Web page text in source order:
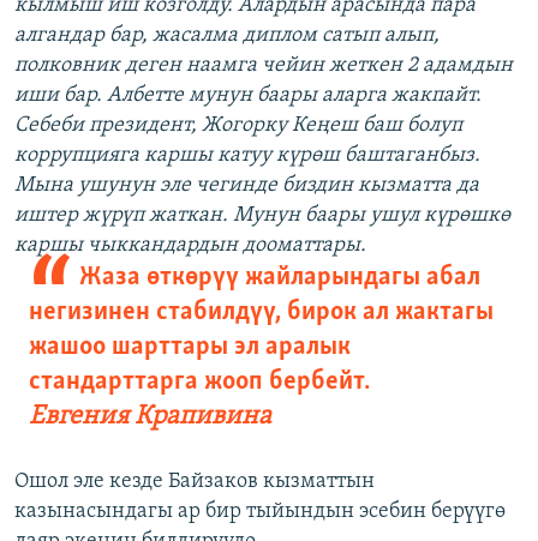
кылмыш иш козголду. Алардын арасында пара
алгандар бар, жасалма диплом сатып алып,
полковник деген наамга чейин жеткен 2 адамдын
иши бар. Албетте мунун баары аларга жакпайт.
Себеби президент, Жогорку Кеңеш баш болуп
коррупцияга каршы катуу күрөш баштаганбыз.
Мына ушунун эле чегинде биздин кызматта да
иштер жүрүп жаткан. Мунун баары ушул күрөшкө
каршы чыккандардын дооматтары.
Жаза өткөрүү жайларындагы абал
негизинен стабилдүү, бирок ал жактагы
жашоо шарттары эл аралык
стандарттарга жооп бербейт.
Евгения Крапивина
Ошол эле кезде Байзаков кызматтын
казынасындагы ар бир тыйындын эсебин берүүгө